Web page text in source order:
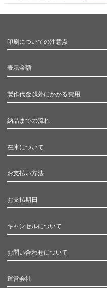
印刷についての注意点
表示金額
製作代金以外にかかる費用
納品までの流れ
在庫について
お支払い方法
お支払期日
キャンセルについて
お問い合わせについて
運営会社